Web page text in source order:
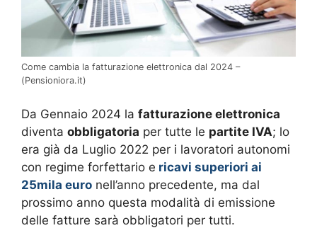
Come cambia la fatturazione elettronica dal 2024 –
(Pensioniora.it)
Da Gennaio 2024 la fatturazione elettronica
diventa obbligatoria per tutte le partite IVA; lo
era già da Luglio 2022 per i lavoratori autonomi
con regime forfettario e ricavi superiori ai
25mila euro nell’anno precedente, ma dal
prossimo anno questa modalità di emissione
delle fatture sarà obbligatori per tutti.